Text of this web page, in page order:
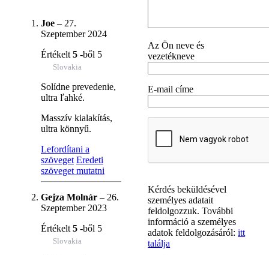
Joe – 27.
Szeptember 2024
Értékelt 5 -ből 5
Slovakia
Solídne prevedenie,
ultra ľahké.
Masszív kialakítás,
ultra könnyű.
Lefordítani a
szöveget Eredeti
szöveget mutatni
Gejza Molnár – 26.
Szeptember 2023
Értékelt 5 -ből 5
Slovakia
Az Ön neve és
vezetékneve
E-mail címe
Kérdés beküldésével
személyes adatait
feldolgozzuk. További
információ a személyes
adatok feldolgozásáról:itt
találja